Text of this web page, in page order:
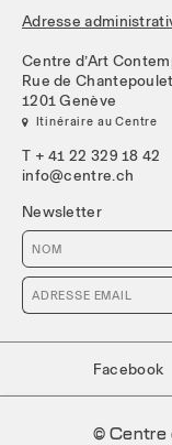
Adresse
Centre d’Art
Rue de
1201 Genève
 Itinéraire au Centre
T + 41 22 329 18 42
info@centre.ch
Newsletter
Facebook
© Centre